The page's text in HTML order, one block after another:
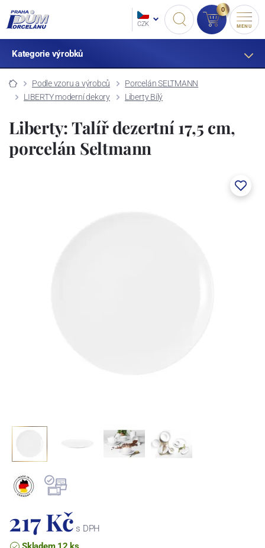
CZK
0
MENU
Kategorie výrobků
Podle vzoru a výrobců
Porcelán SELTMANN
LIBERTY moderní dekory
Liberty Bílý
Liberty: Talíř dezertní 17,5 cm,
porcelán Seltmann
217 Kč s DPH